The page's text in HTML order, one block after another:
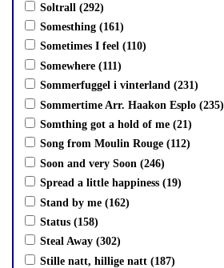
Soltrall (292)
Somesthing (161)
Sometimes I feel (110)
Somewhere (111)
Sommerfuggel i vinterland (231)
Sommertime Arr. Haakon Esplo (235)
Somthing got a hold of me (21)
Song from Moulin Rouge (112)
Soon and very Soon (246)
Spread a little happiness (19)
Stand by me (162)
Status (158)
Steal Away (302)
Stille natt, hillige natt (187)